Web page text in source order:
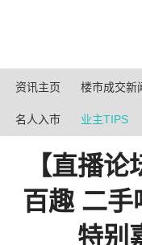
资讯主页 楼市成交新
名人入市 业主TIPS
【直播
百趣 二手
特别